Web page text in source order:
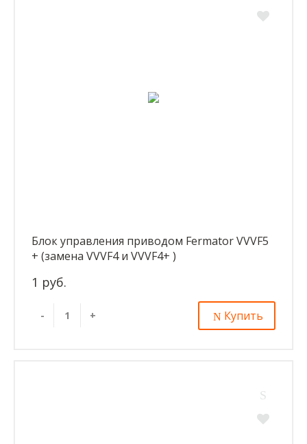
Блок управления приводом Fermator VVVF5
+ (замена VVVF4 и VVVF4+ )
1 руб.
- + Купить